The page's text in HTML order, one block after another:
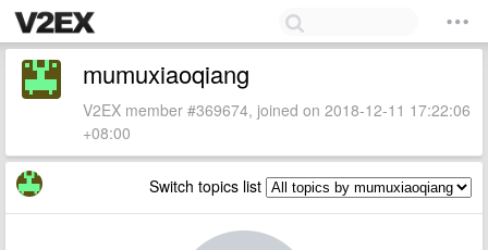
mumuxiaoqiang
V2EX member #369674, joined on 2018-12-11 17:22:06
+08:00
Switch topics list